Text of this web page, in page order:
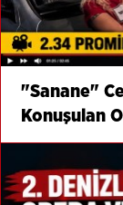
"Sanane"
Konuşulan